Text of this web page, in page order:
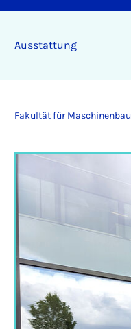
Ausstattung
Fakultät für Maschinenbau